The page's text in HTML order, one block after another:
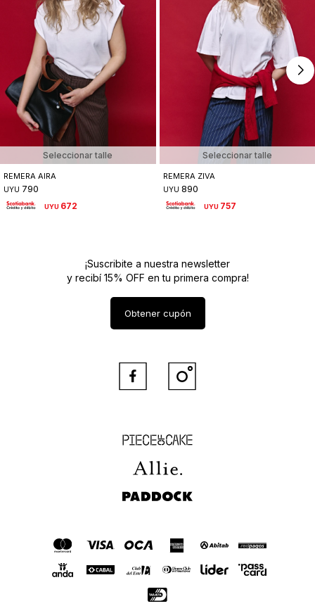
Seleccionar talle
REMERA AIRA
UYU 790
UYU 672
Seleccionar talle
REMERA ZIVA
UYU 890
UYU 757
Piece of Cake
Allie
Paddock
¡Suscribite a nuestra newsletter
y recibí 15% OFF en tu primera compra!
Obtener cupón
 